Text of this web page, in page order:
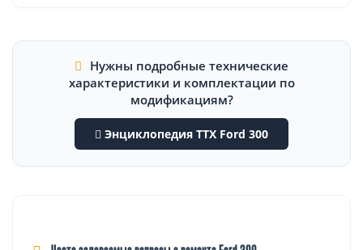
Нужны подробные технические
характеристики и комплектации по
модификациям?
Энциклопедия ТТХ Ford 300